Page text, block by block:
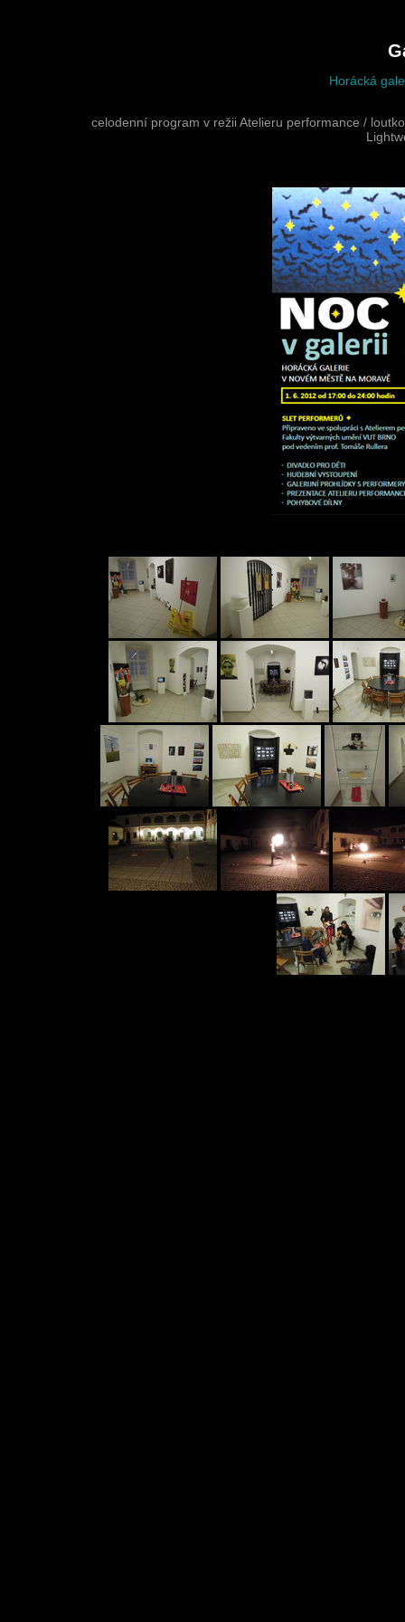
Horácká
celodenní program v režii Atelieru performance /